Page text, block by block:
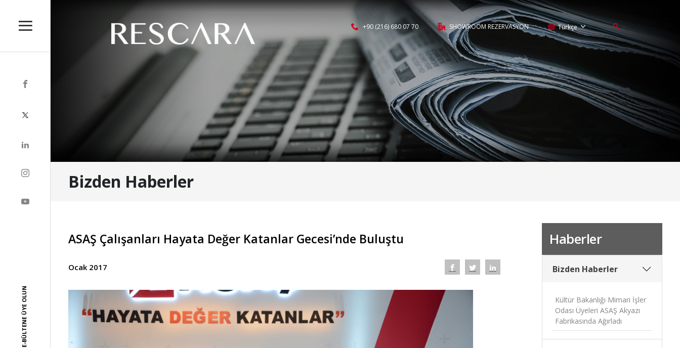
E-BÜLTENE ÜYE OLUN
+90 (216) 680 07 70 SHOWROOM REZERVASYON Türkçe
Bizden Haberler
ASAŞ Çalışanları Hayata Değer Katanlar Gecesi’nde Buluştu
Ocak 2017
Haberler
Bizden Haberler
Kültür Bakanlığı Mimari İşler
Odası Üyeleri ASAŞ Akyazı
Fabrikasında Ağırladı